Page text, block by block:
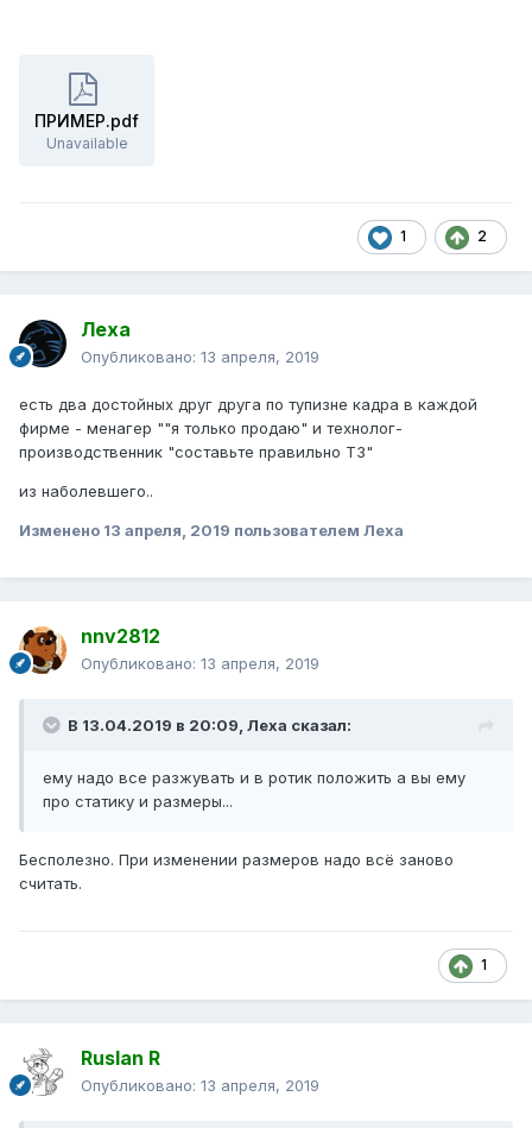
ПРИМЕР.pdf
Unavailable
1 2
Леха
Опубликовано: 13 апреля, 2019
есть два достойных друг друга по тупизне кадра в каждой
фирме - менагер ""я только продаю" и технолог-
производственник "составьте правильно ТЗ"
из наболевшего..
Изменено 13 апреля, 2019 пользователем Леха
nnv2812
Опубликовано: 13 апреля, 2019
В 13.04.2019 в 20:09, Леха сказал:
ему надо все разжувать и в ротик положить а вы ему
про статику и размеры...
Бесполезно. При изменении размеров надо всё заново
считать.
1
Ruslan R
Опубликовано: 13 апреля, 2019